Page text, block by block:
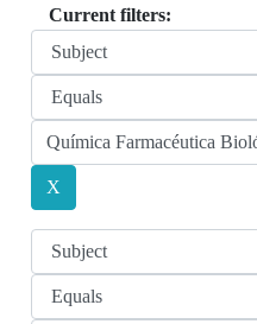
Current filters: